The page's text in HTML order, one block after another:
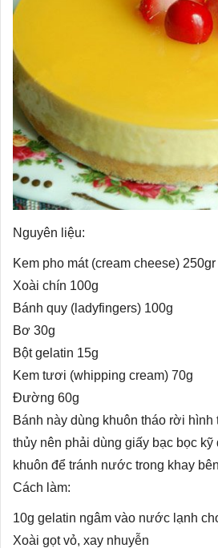
Nguyên liệu:
Kem pho mát (cream cheese) 250gr
Xoài chín 100g
Bánh quy (ladyfingers) 100g
Bơ 30g
Bột gelatin 15g
Kem tươi (whipping cream) 70g
Đường 60g
Bánh này dùng khuôn tháo rời
thủy nên phải dùng giấy bạc bọc kỹ
khuôn để tránh nước trong khay
Cách làm:
10g gelatin ngâm vào nước lạnh
Xoài gọt vỏ, xay nhuyễn